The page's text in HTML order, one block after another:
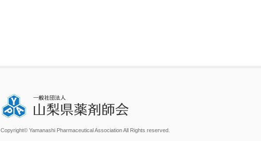
Copyright© Yamanashi Pharmaceutical Association All Rights reserved.